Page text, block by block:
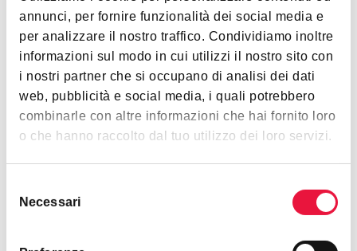
annunci, per fornire funzionalità dei social media e
per analizzare il nostro traffico. Condividiamo inoltre
informazioni sul modo in cui utilizzi il nostro sito con
i nostri partner che si occupano di analisi dei dati
web, pubblicità e social media, i quali potrebbero
combinarle con altre informazioni che hai fornito loro
o che hanno raccolto dal tuo utilizzo dei loro servizi.
delNecessari
Rete Aste Real Estate S.r.l.Livorno
call Mostra telefono
contact_support bookmark_add